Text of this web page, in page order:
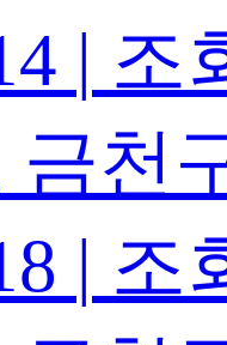
| 조
금천
| 조